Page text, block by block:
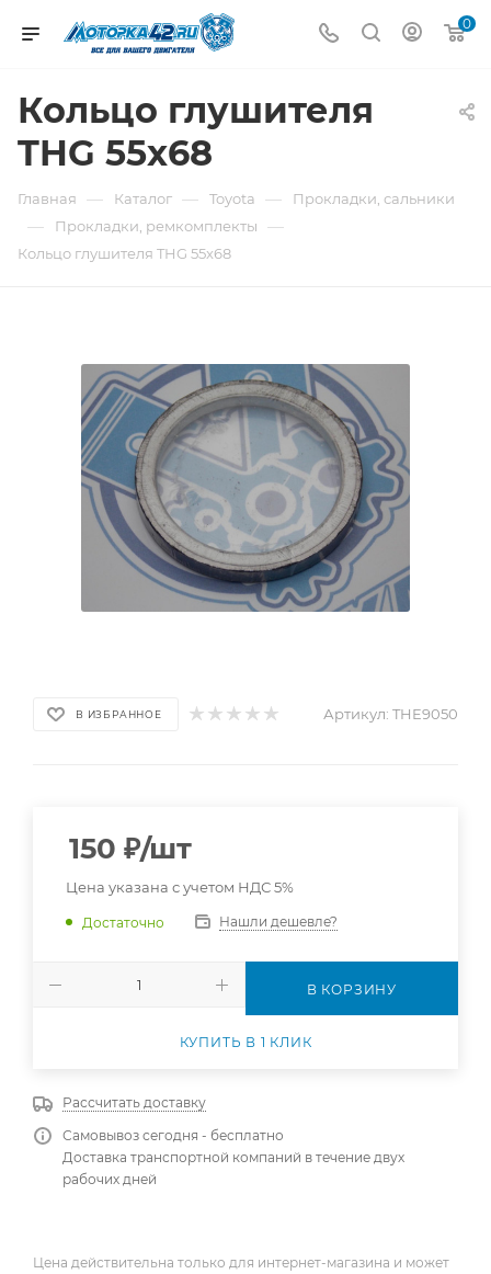
0
Кольцо глушителя
THG 55x68
Главная — Каталог — Toyota — Прокладки, сальники
— Прокладки, ремкомплекты —
Кольцо глушителя THG 55x68
В ИЗБРАННОЕ Артикул: THE9050
150 ₽/шт
Цена указана с учетом НДС 5%
Достаточно Нашли дешевле?
В КОРЗИНУ
КУПИТЬ В 1 КЛИК
Рассчитать доставку
Самовывоз сегодня - бесплатно
Доставка транспортной компаний в течение двух
рабочих дней
Цена действительна только для интернет-магазина и может